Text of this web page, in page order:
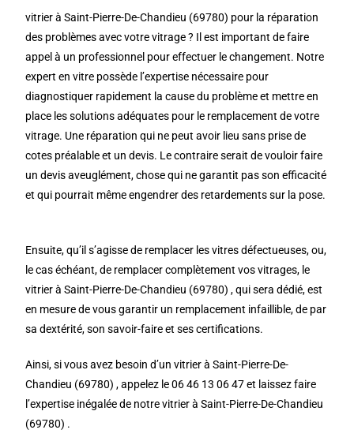
vitrier à Saint-Pierre-De-Chandieu (69780) pour la réparation
des problèmes avec votre vitrage ? Il est important de faire
appel à un professionnel pour effectuer le changement. Notre
expert en vitre possède l’expertise nécessaire pour
diagnostiquer rapidement la cause du problème et mettre en
place les solutions adéquates pour le remplacement de votre
vitrage. Une réparation qui ne peut avoir lieu sans prise de
cotes préalable et un devis. Le contraire serait de vouloir faire
un devis aveuglément, chose qui ne garantit pas son efficacité
et qui pourrait même engendrer des retardements sur la pose.
Ensuite, qu’il s’agisse de remplacer les vitres défectueuses, ou,
le cas échéant, de remplacer complètement vos vitrages, le
vitrier à Saint-Pierre-De-Chandieu (69780) , qui sera dédié, est
en mesure de vous garantir un remplacement infaillible, de par
sa dextérité, son savoir-faire et ses certifications.
Ainsi, si vous avez besoin d’un vitrier à Saint-Pierre-De-
Chandieu (69780) , appelez le 06 46 13 06 47 et laissez faire
l’expertise inégalée de notre vitrier à Saint-Pierre-De-Chandieu
(69780) .